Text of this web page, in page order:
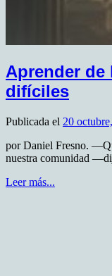
Aprender de
difíciles
Publicada el 20
por Daniel Fresno.
nuestra comunidad
Leer más...